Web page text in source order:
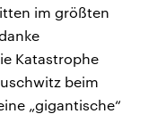
im größten
Katastrophe
beim
„gigantische“